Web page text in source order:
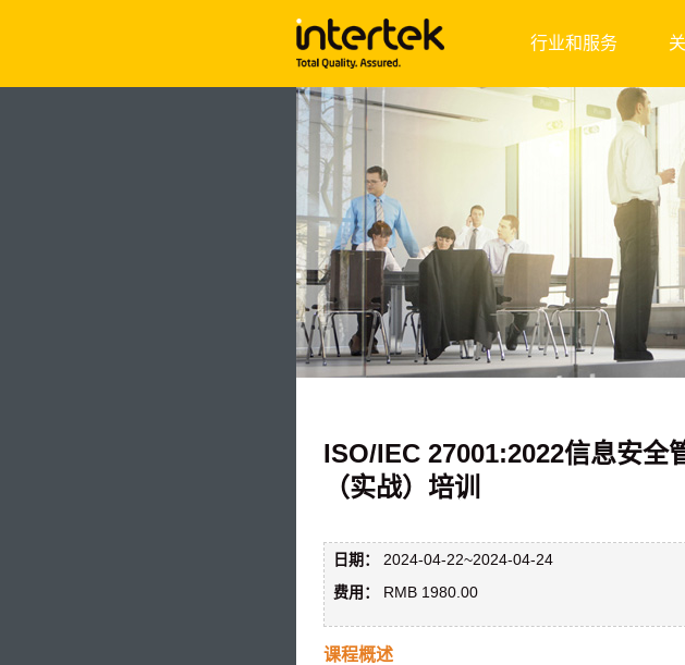
行业和服务
ISO/IEC 27001:2022信息安全
（实战）培训
日期： 2024-04-22~2024-04-24
费用：
RMB 1980.00
课程概述